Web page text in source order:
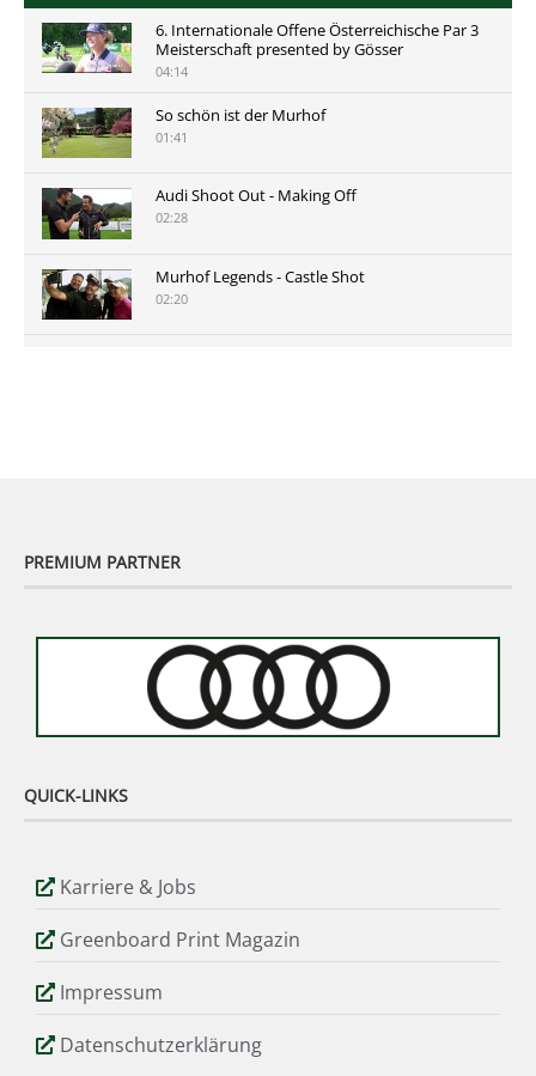
6. Internationale Offene Österreichische Par 3
Meisterschaft presented by Gösser
04:14
So schön ist der Murhof
01:41
Audi Shoot Out - Making Off
02:28
Murhof Legends - Castle Shot
02:20
PREMIUM PARTNER
QUICK-LINKS
Karriere & Jobs
Greenboard Print Magazin
Impressum
Datenschutzerklärung